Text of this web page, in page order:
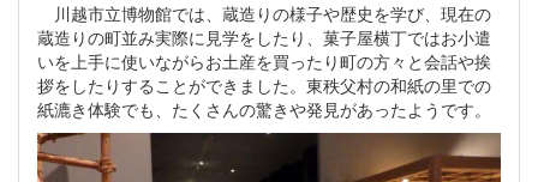
川越市立博物館では、蔵造りの様子や歴史を学び、現在の
蔵造りの町並み実際に見学をしたり、菓子屋横丁ではお小遣
いを上手に使いながらお土産を買ったり町の方々と会話や挨
拶をしたりすることができました。東秩父村の和紙の里での
紙漉き体験でも、たくさんの驚きや発見があったようです。